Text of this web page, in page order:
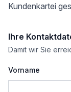
Kundenkartei
Ihre
Damit wir Sie
Vorname